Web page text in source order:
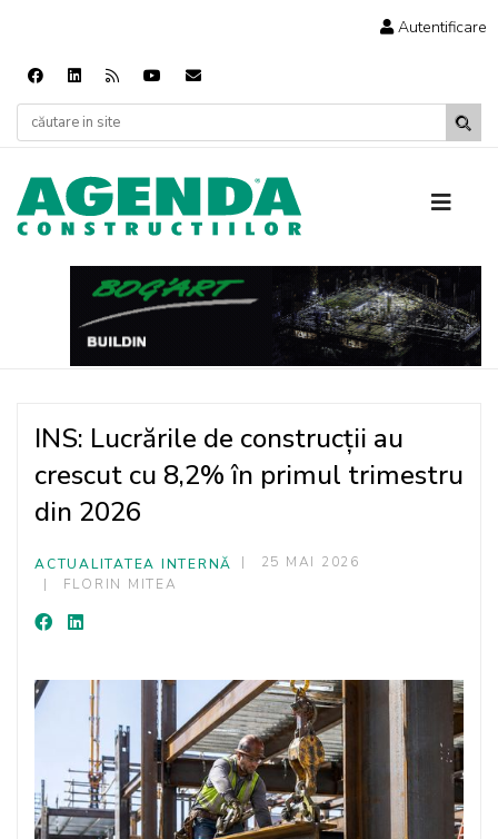
Autentificare
INS: Lucrările de construcții au
crescut cu 8,2% în primul trimestru
din 2026
ACTUALITATEA INTERNĂ
25 MAI 2026
FLORIN MITEA